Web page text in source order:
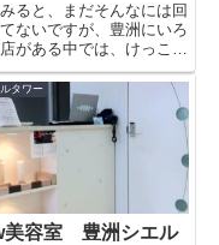
ると、まだそんなには回
ないですが、豊洲にいろ
がある中では、けっこう
させてもらっているお店
前はジャスミン茶（650
ンゴヤンオレンジ（値段
た）。マンゴーリキュー
ゴヤン）をオレンジで...
タワー
美容室 豊洲シエル